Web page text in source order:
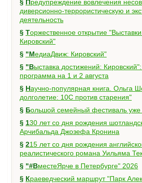
§ Предупреждение вовлечения несовершеннолетних в
диверсионно-террористическую и
деятельность
§ Торжественное открытие "Выставки достижений:
Кировский"
§
"МедиаДвиж: Кировский"
§ "Выставка достижений: Кировский": культурная
программа на 1 и 2 августа
§ Научно-популярная книга. Ольга Шестова "Красивое
долголетие: 10C против старения"
§
Большой семейный фестиваль
§ 130 лет со дня рождения шотландского писателя и врача
Арчибальда Джозефа Кронина
§ 215 лет со дня рождения английского писателя, мастера
реалистического романа Уильяма
§
"#ВместеЯрче в Петербурге" 2026
§
Краеведческий маршрут "Парк